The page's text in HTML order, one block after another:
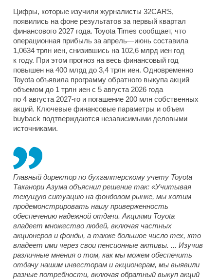
Цифры, которые изучили журналисты 32CARS,
появились на фоне результатов за первый квартал
финансового 2027 года. Toyota Times сообщает, что
операционная прибыль за апрель—июнь составила
1,0634 трлн иен, снизившись на 102,6 млрд иен год
к году. При этом прогноз на весь финансовый год
повышен на 400 млрд до 3,4 трлн иен. Одновременно
Toyota объявила программу обратного выкупа акций
объемом до 1 трлн иен с 5 августа 2026 года
по 4 августа 2027-го и погашение 200 млн собственных
акций. Ключевые финансовые параметры и объем
buyback подтверждаются независимыми деловыми
источниками.
Главный директор по бухгалтерскому учету Toyota
Таканори Азума объяснил решение так: «Учитывая
текущую ситуацию на фондовом рынке, мы хотим
продемонстрировать нашу приверженность
обеспечению надежной отдачи. Акциями Toyota
владеет множество людей, включая частных
акционеров и фонды, а также большое число тех, кто
владеет ими через свои пенсионные активы. ... Изучив
различные мнения о том, как мы можем обеспечить
отдачу нашим инвесторам и акционерам, мы выявили
разные потребности, включая обратный выкуп акций